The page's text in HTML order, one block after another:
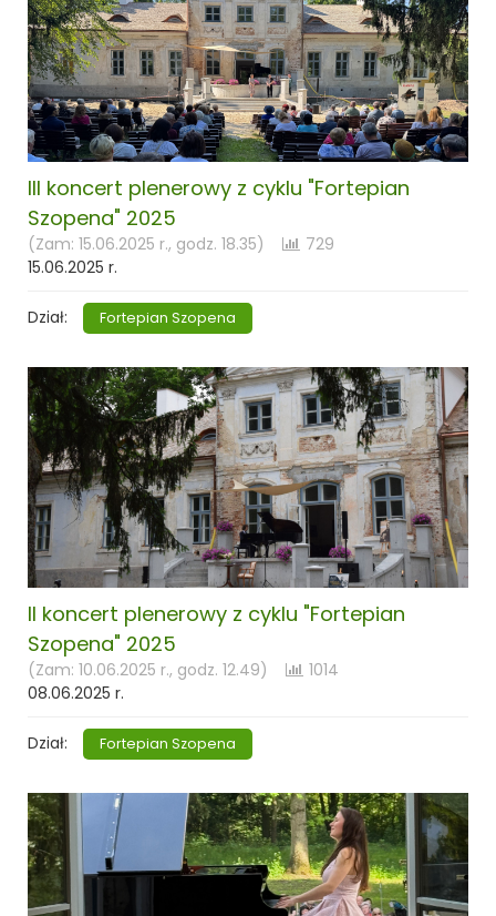
III koncert plenerowy z cyklu "Fortepian
Szopena" 2025
(Zam: 15.06.2025 r., godz. 18.35)
729
15.06.2025 r.
Dział: Fortepian Szopena
II koncert plenerowy z cyklu "Fortepian
Szopena" 2025
(Zam: 10.06.2025 r., godz. 12.49)
1014
08.06.2025 r.
Dział: Fortepian Szopena